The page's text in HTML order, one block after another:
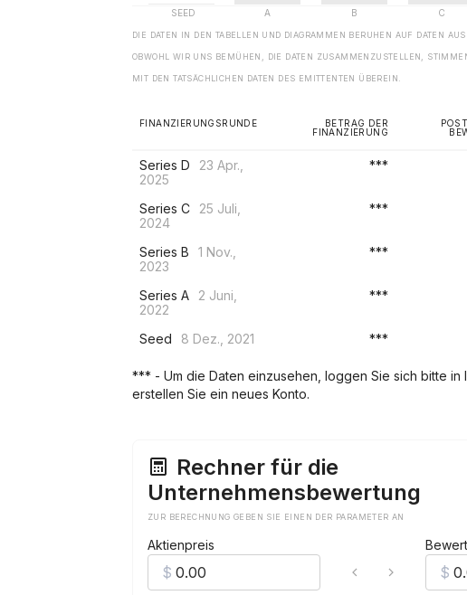
DIE DATEN IN DEN TABELLEN UND DIAGRAMMEN BERUHEN AUF DATEN
OBWOHL WIR UNS BEMÜHEN, DIE DATEN ZUSAMMENZUSTELLEN,
MIT DEN TATSÄCHLICHEN DATEN DES EMITTENTEN ÜBEREIN.
FINANZIERUNGSRUNDE
BETRAG DER
FINANZIERUNG
Series D
23 Apr.,
2025
***
Series C
25 Juli,
2024
***
Series B
1 Nov.,
2023
***
Series A
2 Juni,
2022
***
Seed 8 Dez., 2021 ***
*** - Um die Daten einzusehen, loggen Sie sich bitte in
erstellen Sie ein neues Konto.
Rechner für die
Unternehmensbewertung
ZUR BERECHNUNG GEBEN SIE EINEN DER PARAMETER AN
Aktienpreis